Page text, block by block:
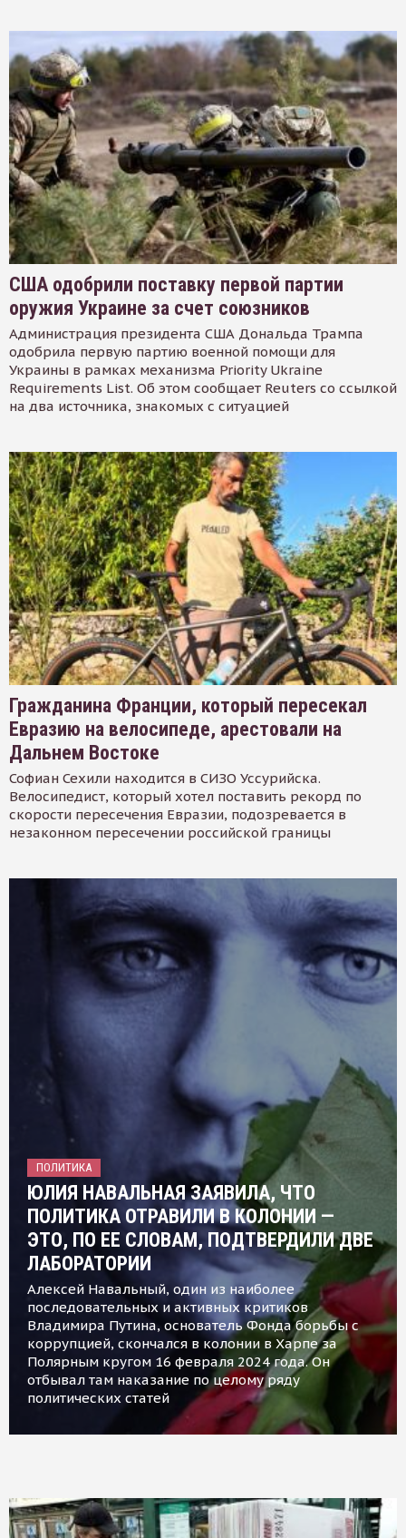
США одобрили поставку первой партии
оружия Украине за счет союзников
Администрация президента США Дональда Трампа
одобрила первую партию военной помощи для
Украины в рамках механизма Priority Ukraine
Requirements List. Об этом сообщает Reuters со ссылкой
на два источника, знакомых с ситуацией
Гражданина Франции, который пересекал
Евразию на велосипеде, арестовали на
Дальнем Востоке
Софиан Сехили находится в СИЗО Уссурийска.
Велосипедист, который хотел поставить рекорд по
скорости пересечения Евразии, подозревается в
незаконном пересечении российской границы
ПОЛИТИКА
ЮЛИЯ НАВАЛЬНАЯ ЗАЯВИЛА, ЧТО
ПОЛИТИКА ОТРАВИЛИ В КОЛОНИИ —
ЭТО, ПО ЕЕ СЛОВАМ, ПОДТВЕРДИЛИ ДВЕ
ЛАБОРАТОРИИ
Алексей Навальный, один из наиболее
последовательных и активных критиков
Владимира Путина, основатель Фонда борьбы с
коррупцией, скончался в колонии в Харпе за
Полярным кругом 16 февраля 2024 года. Он
отбывал там наказание по целому ряду
политических статей